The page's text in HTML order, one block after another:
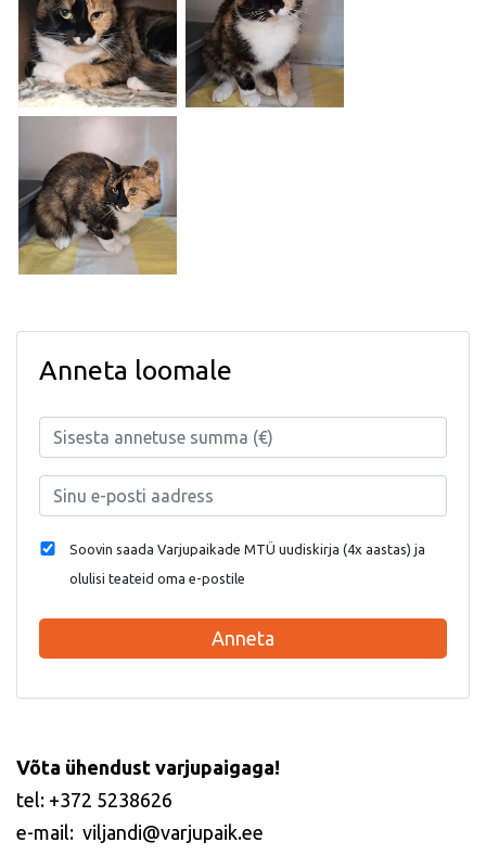
Anneta loomale
Soovin saada Varjupaikade MTÜ uudiskirja (4x aastas) ja
olulisi teateid oma e-postile
Anneta
Võta ühendust varjupaigaga!
tel: +372 5238626
e-mail: viljandi@varjupaik.ee